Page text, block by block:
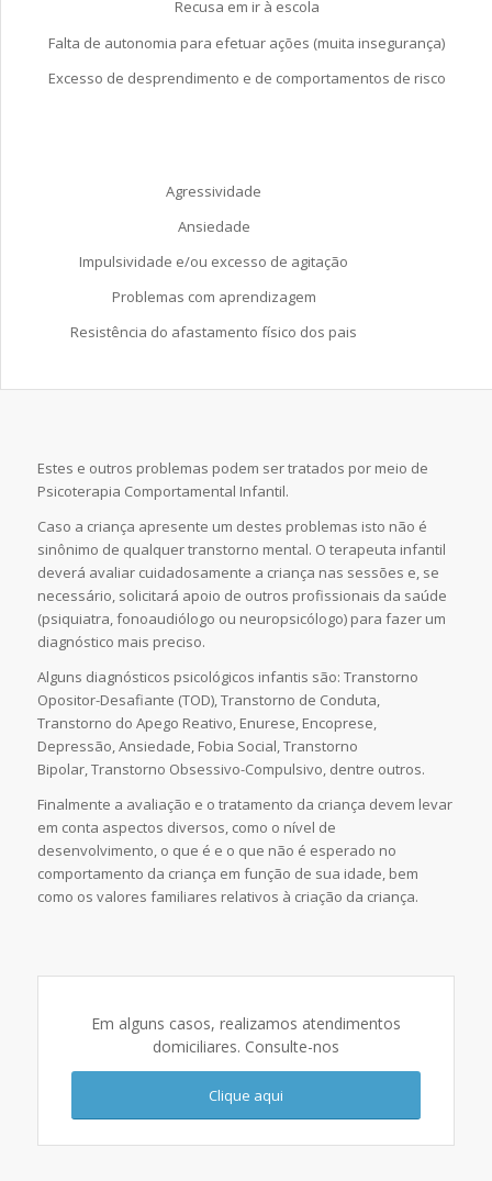
Recusa em ir à escola
Falta de autonomia para efetuar ações (muita insegurança)
Excesso de desprendimento e de comportamentos de risco
Agressividade
Ansiedade
Impulsividade e/ou excesso de agitação
Problemas com aprendizagem
Resistência do afastamento físico dos pais
Estes e outros problemas podem ser tratados por meio de
Psicoterapia Comportamental Infantil.
Caso a criança apresente um destes problemas isto não é
sinônimo de qualquer transtorno mental. O terapeuta infantil
deverá avaliar cuidadosamente a criança nas sessões e, se
necessário, solicitará apoio de outros profissionais da saúde
(psiquiatra, fonoaudiólogo ou neuropsicólogo) para fazer um
diagnóstico mais preciso.
Alguns diagnósticos psicológicos infantis são: Transtorno
Opositor-Desafiante (TOD), Transtorno de Conduta,
Transtorno do Apego Reativo, Enurese, Encoprese,
Depressão, Ansiedade, Fobia Social, Transtorno
Bipolar, Transtorno Obsessivo-Compulsivo, dentre outros.
Finalmente a avaliação e o tratamento da criança devem levar
em conta aspectos diversos, como o nível de
desenvolvimento, o que é e o que não é esperado no
comportamento da criança em função de sua idade, bem
como os valores familiares relativos à criação da criança.
Em alguns casos, realizamos atendimentos
domiciliares. Consulte-nos
Clique aqui